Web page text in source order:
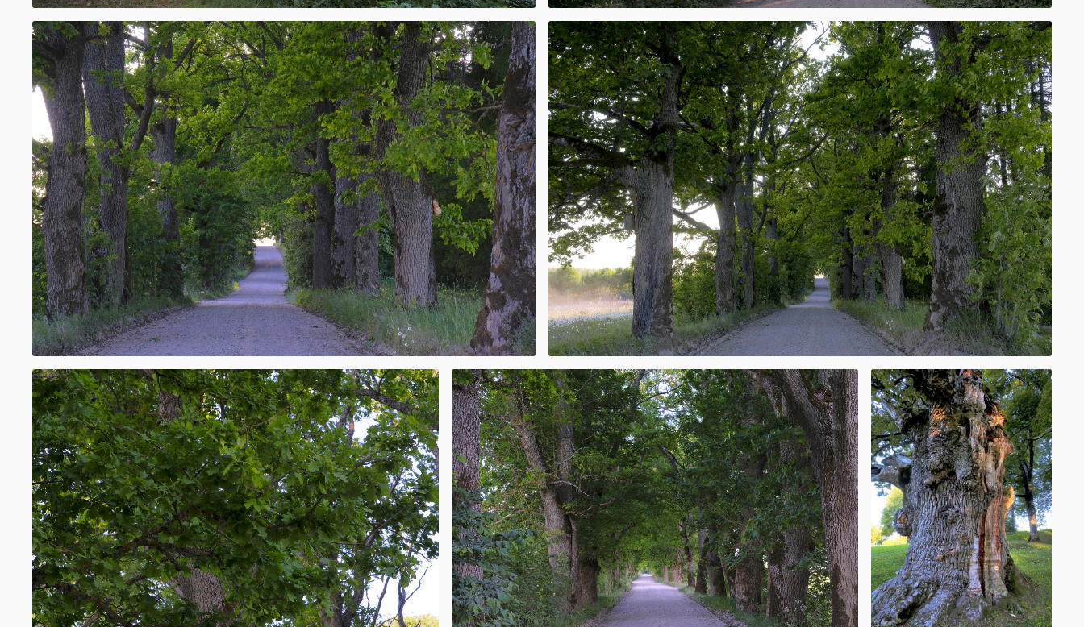
Par ozola simbolismu latviešu kultūrā liecina tādi
salīdzinājumi kā „Vīrs kā ozols”, „Stalts kā ozols”, „Stiprs kā
ozols”. Tautas dziesmās un senajos ticējumos ozols
simbolizē tautu dēlu un stipru vīru, tādēļ šūpuli, šūpuļa
līksti un pirmās pirtsslotas zēnam gatavo no ozola.
Vislielākie latviešu svētki Jāņi, ir vasaras saulgriežu laiks, kad
līgotāji vij ozolzaru vainagus un liek tos galvā Jānim, ar
ozolzariem pušķo mājas, pajūgus un automašīnas. Sapnī
redzēt ozolu vai ozola vainagu nozīmē ilgu mūžu, lielu godu,
bagātību, varu, bet redzēt nolūzušu – nomirs kāds spēcīgs,
varens vīrs, valdnieks, būs liela nelaime un bēdas.
Mūsdienās ozola zariem ir rotāts Latvijas Republikas
ģerbonis, mūsu naudas zīmes, firmu un organizāciju
emblēmas. Ozols tiek izmantots nosaukumos, uzvārdos,
mājasvārdos. Vēl arvien ozola zaru vītnes ir rotājums ne
tikai vasaras saulgriežos, bet arī ģimenes godos, valsts
svētkos, Dziesmu svētkos, atklājot un iesvētot jaunas ēkas,
tiltus un pieminekļus. Ozola lapa Latvijā ir īpaši
aizsargājamo dabas teritoriju simbols.
Pielietojums medicīnā:
ozola koksne ar mizu.Ozolu mizas preparātu iedarbība